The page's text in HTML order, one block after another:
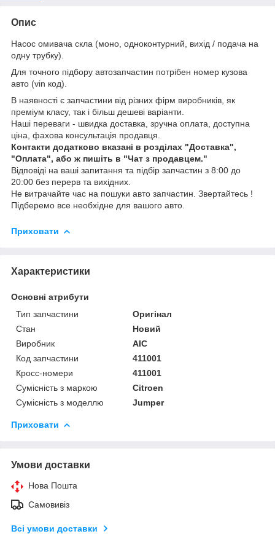
Опис
Насос омивача скла (моно, одноконтурний, вихід / подача на
одну трубку).
Для точного підбору автозапчастин потрібен номер кузова
авто (vin код).
В наявності є запчастини від різних фірм виробників, як
преміум класу, так і більш дешеві варіанти.
Наші переваги - швидка доставка, зручна оплата, доступна
ціна, фахова консультація продавця.
Контакти додатково вказані в розділах "Доставка",
"Оплата", або ж пишіть в "Чат з продавцем."
Відповіді на ваші запитання та підбір запчастин з 8:00 до
20:00 без перерв та вихідних.
Не витрачайте час на пошуки авто запчастин. Звертайтесь !
Підберемо все необхідне для вашого авто.
Приховати
Характеристики
Основні атрибути
Тип запчастини
Оригінал
Стан
Новий
Виробник
AIC
Код запчастини
411001
Кросс-номери
411001
Сумісність з маркою
Citroen
Сумісність з моделлю
Jumper
Приховати
Умови доставки
Нова Пошта
Самовивіз
Всі умови доставки